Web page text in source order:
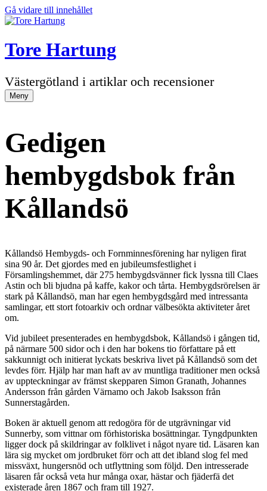
Gå vidare till innehållet
Tore Hartung
Västergötland i artiklar och recensioner
Meny
Gedigen
hembygdsbok från
Kållandsö
Kållandsö Hembygds- och Fornminnesförening har nyligen firat
sina 90 år. Det gjordes med en jubileumsfestlighet i
Församlingshemmet, där 275 hembygdsvänner fick lyssna till Claes
Astin och bli bjudna på kaffe, kakor och tårta. Hembygdsrörelsen är
stark på Kållandsö, man har egen hembygdsgård med intressanta
samlingar, ett stort fotoarkiv och ordnar välbesökta aktiviteter året
om.
Vid jubileet presenterades en hembygdsbok, Kållandsö i gången tid,
på närmare 500 sidor och i den har bokens tio författare på ett
sakkunnigt och initierat lyckats beskriva livet på Kållandsö som det
levdes förr. Hjälp har man haft av av muntliga traditioner men också
av uppteckningar av främst skepparen Simon Granath, Johannes
Andersson från gården Värnamo och Jakob Isaksson från
Sunnerstagården.
Boken är aktuell genom att redogöra för de utgrävningar vid
Sunnerby, som vittnar om förhistoriska bosättningar. Tyngdpunkten
ligger dock på skildringar av folklivet i något nyare tid. Läsaren kan
lära sig mycket om jordbruket förr och att det ibland slog fel med
missväxt, hungersnöd och utflyttning som följd. Den intresserade
läsaren får också veta hur många oxar, hästar och fjäderfä det
existerade åren 1867 och fram till 1927.